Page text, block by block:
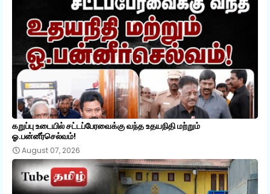
கறுப்பு உடையில் சட்டப்பேரவைக்கு வந்த உதயநிதி மற்றும்
ஓ.பன்னீர்செல்வம்!
August 07, 2026